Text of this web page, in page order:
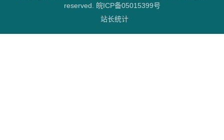
reserved. 皖ICP备05015399号
站长统计